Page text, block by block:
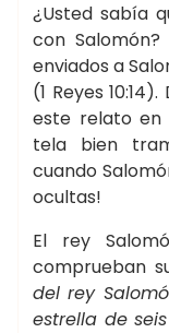
¿Usted sabía
con
enviados a
(1 Reyes
este relato en
tela bien
cuando
ocultas!
El rey
comprueban
del rey
estrella de